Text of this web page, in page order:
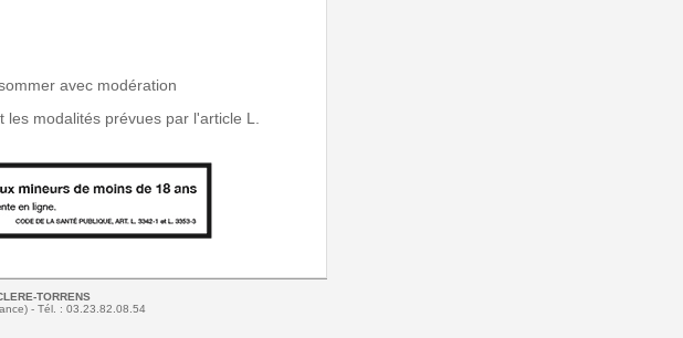
avec modération
modalités prévues par l'article L.
TORRENS
- Tél. : 03.23.82.08.54